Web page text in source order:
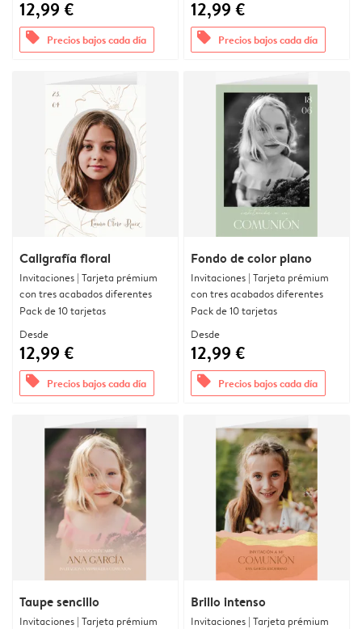
12,99 €
offers Precios bajos cada día
12,99 €
offers Precios bajos cada día
Caligrafía floral
Invitaciones | Tarjeta prémium
con tres acabados diferentes
Pack de 10 tarjetas
Desde
12,99 €
offers Precios bajos cada día
Fondo de color plano
Invitaciones | Tarjeta prémium
con tres acabados diferentes
Pack de 10 tarjetas
Desde
12,99 €
offers Precios bajos cada día
Taupe sencillo
Invitaciones | Tarjeta prémium
Brillo intenso
Invitaciones | Tarjeta prémium